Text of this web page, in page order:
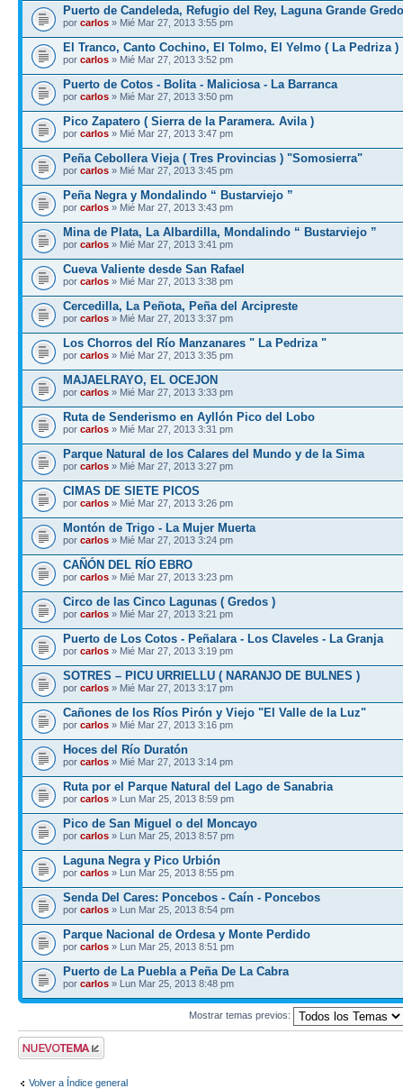
Puerto de Candeleda, Refugio del Rey, Laguna Grande
por carlos » Mié Mar 27, 2013 3:55 pm
El Tranco, Canto Cochino, El Tolmo, El Yelmo ( La Pedriza )
por carlos » Mié Mar 27, 2013 3:52 pm
Puerto de Cotos - Bolita - Maliciosa - La Barranca
por carlos » Mié Mar 27, 2013 3:50 pm
Pico Zapatero ( Sierra de la Paramera. Avila )
por carlos » Mié Mar 27, 2013 3:47 pm
Peña Cebollera Vieja ( Tres Provincias ) "Somosierra"
por carlos » Mié Mar 27, 2013 3:45 pm
Peña Negra y Mondalindo “ Bustarviejo ”
por carlos » Mié Mar 27, 2013 3:43 pm
Mina de Plata, La Albardilla, Mondalindo “ Bustarviejo ”
por carlos » Mié Mar 27, 2013 3:41 pm
Cueva Valiente desde San Rafael
por carlos » Mié Mar 27, 2013 3:38 pm
Cercedilla, La Peñota, Peña del Arcipreste
por carlos » Mié Mar 27, 2013 3:37 pm
Los Chorros del Río Manzanares " La Pedriza "
por carlos » Mié Mar 27, 2013 3:35 pm
MAJAELRAYO, EL OCEJON
por carlos » Mié Mar 27, 2013 3:33 pm
Ruta de Senderismo en Ayllón Pico del Lobo
por carlos » Mié Mar 27, 2013 3:31 pm
Parque Natural de los Calares del Mundo y de la Sima
por carlos » Mié Mar 27, 2013 3:27 pm
CIMAS DE SIETE PICOS
por carlos » Mié Mar 27, 2013 3:26 pm
Montón de Trigo - La Mujer Muerta
por carlos » Mié Mar 27, 2013 3:24 pm
CAÑÓN DEL RÍO EBRO
por carlos » Mié Mar 27, 2013 3:23 pm
Circo de las Cinco Lagunas ( Gredos )
por carlos » Mié Mar 27, 2013 3:21 pm
Puerto de Los Cotos - Peñalara - Los Claveles - La Granja
por carlos » Mié Mar 27, 2013 3:19 pm
SOTRES – PICU URRIELLU ( NARANJO DE BULNES )
por carlos » Mié Mar 27, 2013 3:17 pm
Cañones de los Ríos Pirón y Viejo "El Valle de la Luz"
por carlos » Mié Mar 27, 2013 3:16 pm
Hoces del Río Duratón
por carlos » Mié Mar 27, 2013 3:14 pm
Ruta por el Parque Natural del Lago de Sanabria
por carlos » Lun Mar 25, 2013 8:59 pm
Pico de San Miguel o del Moncayo
por carlos » Lun Mar 25, 2013 8:57 pm
Laguna Negra y Pico Urbión
por carlos » Lun Mar 25, 2013 8:55 pm
Senda Del Cares: Poncebos - Caín - Poncebos
por carlos » Lun Mar 25, 2013 8:54 pm
Parque Nacional de Ordesa y Monte Perdido
por carlos » Lun Mar 25, 2013 8:51 pm
Puerto de La Puebla a Peña De La Cabra
por carlos » Lun Mar 25, 2013 8:48 pm
Mostrar temas previos:
Publicar un nuevo
tema
Volver a Índice general